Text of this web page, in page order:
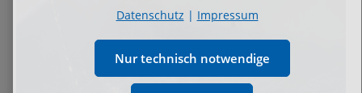
Datenschutz | Impressum
Nur technisch notwendige